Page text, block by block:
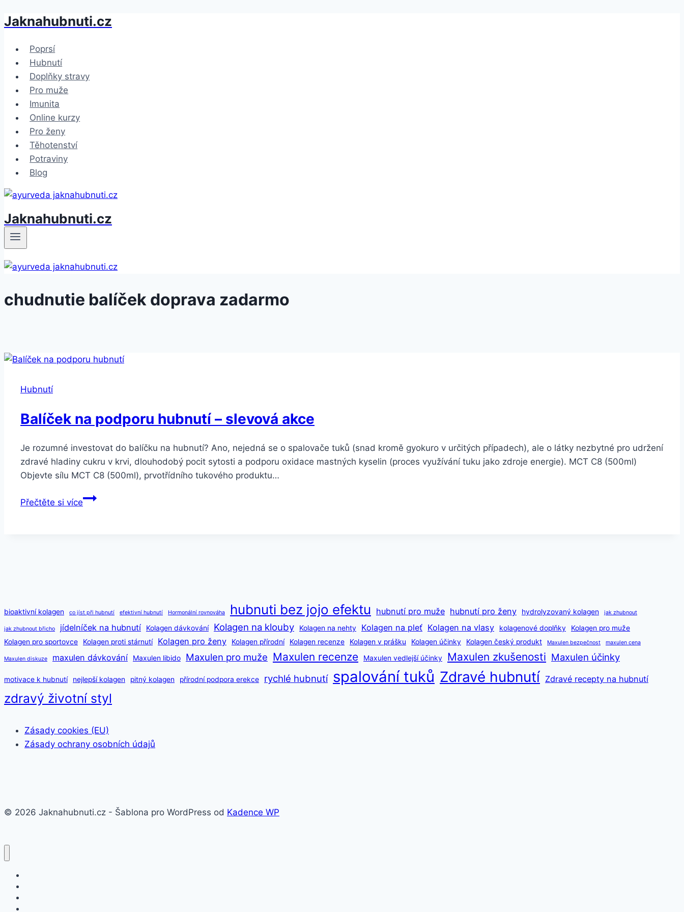
Přeskočit
obsah
Jaknahubnuti.cz
Poprsí
Hubnutí
Doplňky stravy
Pro muže
Imunita
Online kurzy
Pro ženy
Těhotenství
Potraviny
Blog
Jaknahubnuti.cz
chudnutie balíček doprava zadarmo
Hubnutí
Balíček na podporu hubnutí – slevová akce
Je rozumné investovat do balíčku na hubnutí? Ano, nejedná se o spalovače tuků (snad kromě gyokuro v určitých případech), ale o látky nezbytné pro udržení
zdravé hladiny cukru v krvi, dlouhodobý pocit sytosti a podporu oxidace mastných kyselin (proces využívání tuku jako zdroje energie). MCT C8 (500ml)
Objevte sílu MCT C8 (500ml), prvotřídního tukového produktu…
Přečtěte si víceBalíček
bioaktivní kolagen co jíst při hubnutí efektivní hubnutí Hormonální rovnováha hubnuti bez jojo efektu hubnutí pro muže hubnutí pro ženy hydrolyzovaný kolagen jak zhubnout
jak zhubnout břicho jídelníček na hubnutí Kolagen dávkování Kolagen na klouby Kolagen na nehty Kolagen na pleť Kolagen na vlasy kolagenové doplňky
Kolagen pro muže
Kolagen pro sportovce
Kolagen proti stárnutí Kolagen pro ženy Kolagen přírodní Kolagen recenze Kolagen v prášku Kolagen účinky Kolagen český produkt Maxulen bezpečnost maxulen cena
Maxulen diskuze maxulen dávkování Maxulen libido Maxulen pro muže Maxulen recenze Maxulen vedlejší účinky Maxulen zkušenosti Maxulen účinky
motivace k hubnutí nejlepší kolagen pitný kolagen přírodní podpora erekce rychlé hubnutí spalování tuků Zdravé hubnutí Zdravé recepty na hubnutí
zdravý životní styl
Zásady cookies (EU)
Zásady ochrany osobních údajů
© 2026 Jaknahubnuti.cz - Šablona pro WordPress od Kadence WP